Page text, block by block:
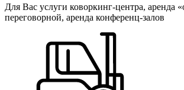
Для Вас услуги коворкинг-центра, аренда
переговорной, аренда конференц-залов